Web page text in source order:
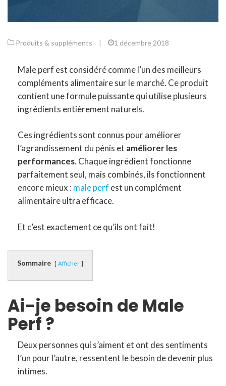
Produits & suppléments | 1 décembre 2018
Male perf est considéré comme l’un des meilleurs
compléments alimentaire sur le marché. Ce produit
contient une formule puissante qui utilise plusieurs
ingrédients entièrement naturels.
Ces ingrédients sont connus pour améliorer
l’agrandissement du pénis et améliorer les
performances. Chaque ingrédient fonctionne
parfaitement seul, mais combinés, ils fonctionnent
encore mieux : male perf est un complément
alimentaire ultra efficace.
Et c’est exactement ce qu’ils ont fait!
Sommaire Afficher
Ai-je besoin de Male
Perf ?
Deux personnes qui s’aiment et ont des sentiments
l’un pour l’autre, ressentent le besoin de devenir plus
intimes.